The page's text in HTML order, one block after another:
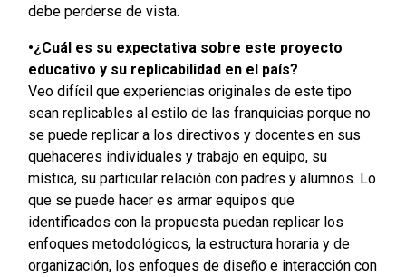
debe perderse de vista.
•¿Cuál es su expectativa sobre este proyecto
educativo y su replicabilidad en el país?
Veo difícil que experiencias originales de este tipo
sean replicables al estilo de las franquicias porque no
se puede replicar a los directivos y docentes en sus
quehaceres individuales y trabajo en equipo, su
mística, su particular relación con padres y alumnos. Lo
que se puede hacer es armar equipos que
identificados con la propuesta puedan replicar los
enfoques metodológicos, la estructura horaria y de
organización, los enfoques de diseño e interacción con